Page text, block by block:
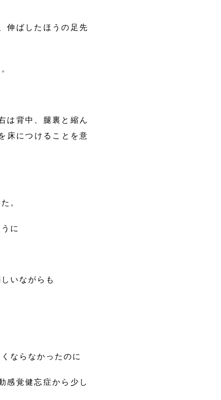
伸ばしたほうの足先
は背中、腿裏と縮ん
床につけることを意
。
に
いながらも
ならなかったのに
感覚健忘症から少し